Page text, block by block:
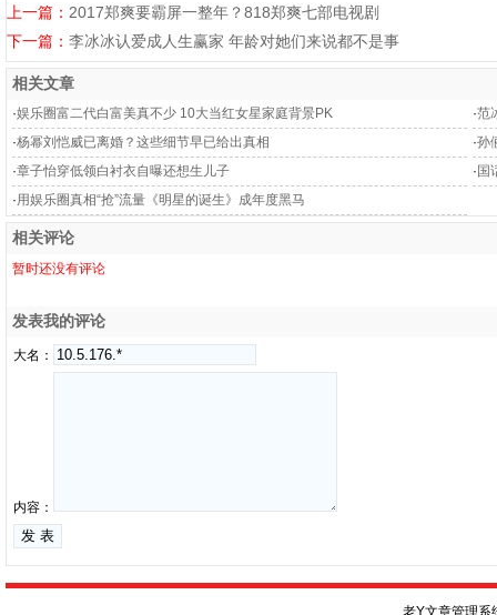
上一篇： 2017郑爽要霸屏一整年？818郑爽七部电视剧
下一篇： 李冰冰认爱成人生赢家 年龄对她们来说都不是事
相关文章
·娱乐圈富二代白富美真不少 10大当红女星家庭背景PK ·范
·杨幂刘恺威已离婚？这些细节早已给出真相 ·孙
·章子怡穿低领白衬衣自曝还想生儿子 · 国
·用娱乐圈真相“抢”流量《明星的诞生》成年度黑马
相关评论
暂时还没有评论
发表我的评论
大名：
内容：
老Y文章管理系